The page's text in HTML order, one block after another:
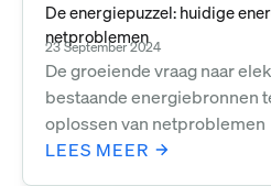
De energiepuzzel: huidige
netproblemen
23 September 2024
De groeiende vraag naar
bestaande energiebronnen
oplossen van netproblemen
LEES MEER